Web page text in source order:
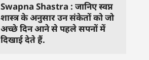
Swapna Shastra : जानिए स्वप्न
शास्त्र के अनुसार उन संकेतों को जो
अच्छे दिन आने से पहले सपनों में
दिखाई देते हैं.